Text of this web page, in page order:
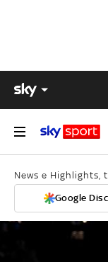
News e Highlights,
Google